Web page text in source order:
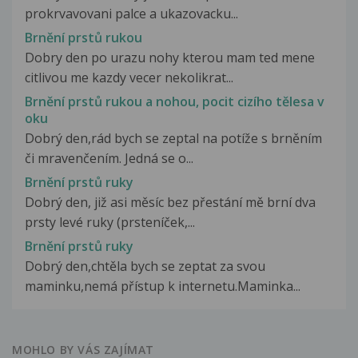
prokrvavovani palce a ukazovacku...
Brnění prstů rukou
Dobry den po urazu nohy kterou mam ted mene
citlivou me kazdy vecer nekolikrat...
Brnění prstů rukou a nohou, pocit cizího tělesa v
oku
Dobrý den,rád bych se zeptal na potíže s brněním
či mravenčením. Jedná se o...
Brnění prstů ruky
Dobrý den, již asi měsíc bez přestání mě brní dva
prsty levé ruky (prsteníček,...
Brnění prstů ruky
Dobrý den,chtěla bych se zeptat za svou
maminku,nemá přístup k internetu.Maminka...
MOHLO BY VÁS ZAJÍMAT